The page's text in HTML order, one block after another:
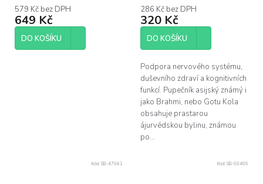
579 Kč bez DPH
649 Kč
DO KOŠÍKU
286 Kč bez DPH
320 Kč
DO KOŠÍKU
Podpora nervového systému,
duševního zdraví a kognitivních
funkcí. Pupečník asijský známý i
jako Brahmi, nebo Gotu Kola
obsahuje prastarou
ájurvédskou bylinu, známou
po...
Kód: SB-47981 Kód: SB-60406